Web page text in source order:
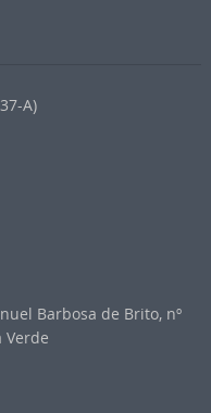
A)
Barbosa de Brito, nº
Verde